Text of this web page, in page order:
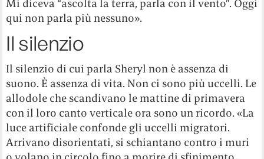
Mi diceva “ascolta la terra, parla con il vento”. Oggi
qui non parla più nessuno».
Il silenzio
Il silenzio di cui parla Sheryl non è assenza di
suono. È assenza di vita. Non ci sono più uccelli. Le
allodole che scandivano le mattine di primavera
con il loro canto verticale ora sono un ricordo. «La
luce artificiale confonde gli uccelli migratori.
Arrivano disorientati, si schiantano contro i muri